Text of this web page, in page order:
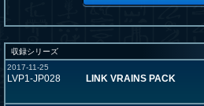
収録シリーズ
2017-11-25
LVP1-JP028 LINK VRAINS PACK